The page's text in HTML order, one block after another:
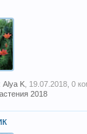
Alya K 19.07.2018 , 0
2018